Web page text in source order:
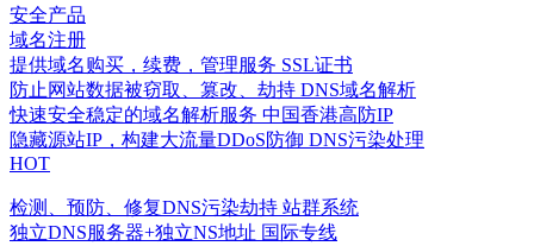
安全产品
域名注册
提供域名购买，续费，管理服务 SSL证书
防止网站数据被窃取、篡改、劫持 DNS域名解析
快速安全稳定的域名解析服务 中国香港高防IP
隐藏源站IP，构建大流量DDoS防御 DNS污染处理
HOT
检测、预防、修复DNS污染劫持 站群系统
独立DNS服务器+独立NS地址 国际专线